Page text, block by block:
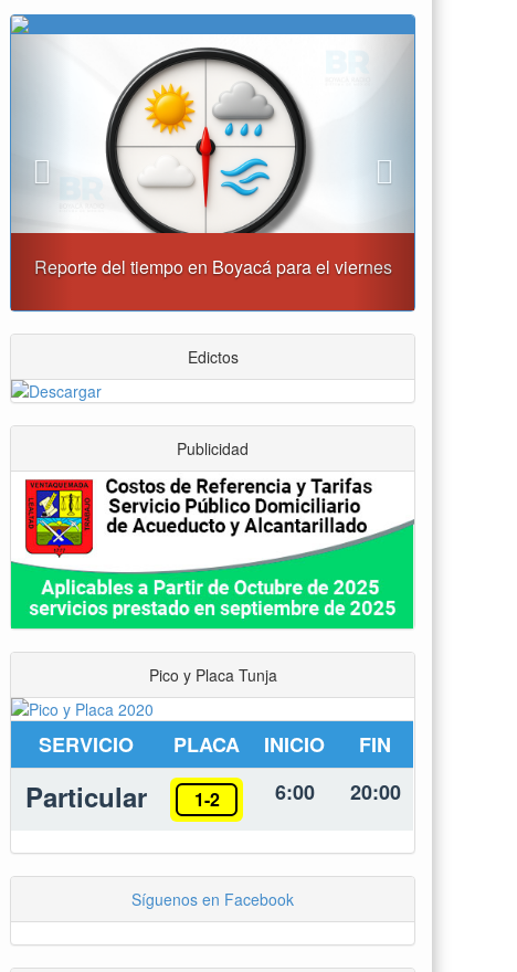
“Tunja nos ha dado demasiado y no podemos
Edictos
Publicidad
Pico y Placa Tunja
SERVICIO PLACA INICIO FIN
Particular 1-2 6:00 20:00
Síguenos en Facebook